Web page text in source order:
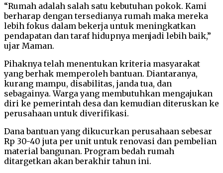
“Rumah adalah salah satu kebutuhan pokok. Kami
berharap dengan tersedianya rumah maka mereka
lebih fokus dalam bekerja untuk meningkatkan
pendapatan dan taraf hidupnya menjadi lebih baik,”
ujar Maman.
Pihaknya telah menentukan kriteria masyarakat
yang berhak memperoleh bantuan. Diantaranya,
kurang mampu, disabilitas, janda tua, dan
sebagainya. Warga yang membutuhkan mengajukan
diri ke pemerintah desa dan kemudian diteruskan ke
perusahaan untuk diverifikasi.
Dana bantuan yang dikucurkan perusahaan sebesar
Rp 30-40 juta per unit untuk renovasi dan pembelian
material bangunan. Program bedah rumah
ditargetkan akan berakhir tahun ini.